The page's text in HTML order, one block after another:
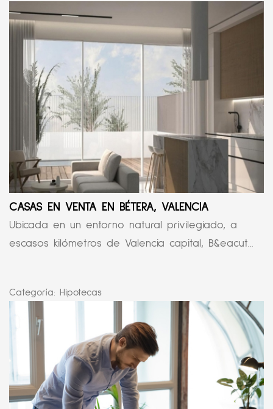
CASAS EN VENTA EN BÉTERA, VALENCIA
Ubicada en un entorno natural privilegiado, a
escasos kilómetros de Valencia capital, B&eacut...
Categoría: Hipotecas